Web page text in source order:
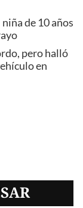
de 10 años
pero halló
en